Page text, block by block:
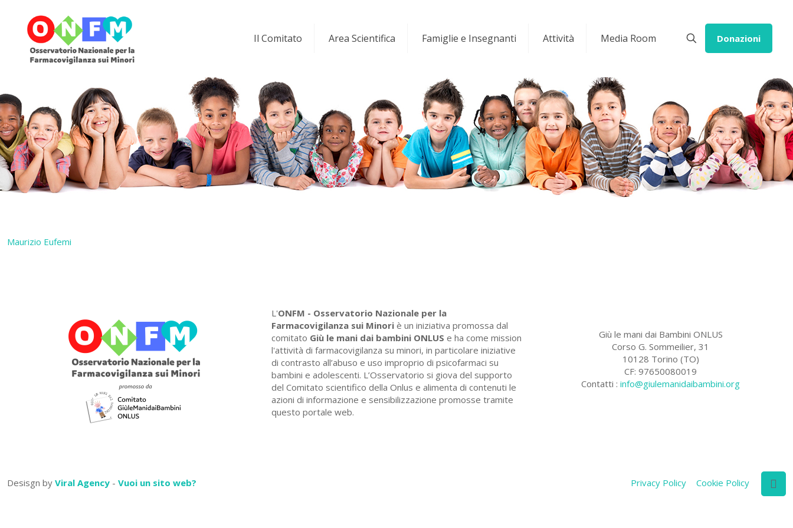
Il Comitato Area Scientifica Famiglie e Insegnanti Attività Media Room Donazioni
Maurizio Eufemi
L'ONFM - Osservatorio Nazionale per la
Farmacovigilanza sui Minori è un iniziativa promossa dal
comitato Giù le mani dai bambini ONLUS e ha come mission
l'attività di farmacovigilanza su minori, in particolare iniziative
di contrasto all’abuso e uso improprio di psicofarmaci su
bambini e adolescenti. L’Osservatorio si giova del supporto
del Comitato scientifico della Onlus e alimenta di contenuti le
azioni di informazione e sensibilizzazione promosse tramite
questo portale web.
Giù le mani dai Bambini ONLUS
Corso G. Sommeilier, 31
10128 Torino (TO)
CF: 97650080019
Contatti :info@giulemanidaibambini.org
Desisgn by Viral Agency - Vuoi un sito web? Privacy Policy Cookie Policy